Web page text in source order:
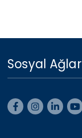
Sosyal Ağlar